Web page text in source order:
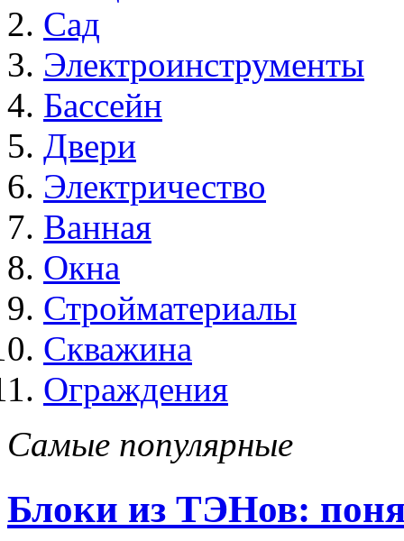
Сад
Электроинструменты
Бассейн
Двери
Электричество
Ванная
Окна
Стройматериалы
Скважина
Ограждения
Самые популярные
Блоки из ТЭНов: